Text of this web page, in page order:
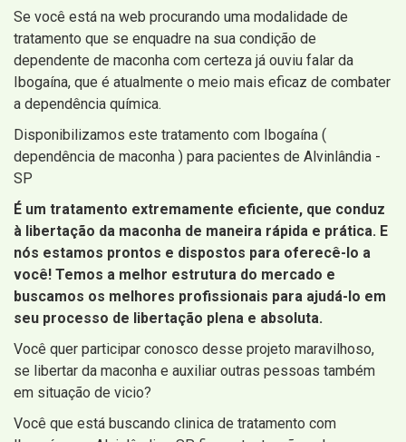
Se você está na web procurando uma modalidade de
tratamento que se enquadre na sua condição de
dependente de maconha com certeza já ouviu falar da
Ibogaína, que é atualmente o meio mais eficaz de combater
a dependência química.
Disponibilizamos este tratamento com Ibogaína (
dependência de maconha ) para pacientes de Alvinlândia -
SP
É um tratamento extremamente eficiente, que conduz
à libertação da maconha de maneira rápida e prática. E
nós estamos prontos e dispostos para oferecê-lo a
você! Temos a melhor estrutura do mercado e
buscamos os melhores profissionais para ajudá-lo em
seu processo de libertação plena e absoluta.
Você quer participar conosco desse projeto maravilhoso,
se libertar da maconha e auxiliar outras pessoas também
em situação de vicio?
Você que está buscando clinica de tratamento com